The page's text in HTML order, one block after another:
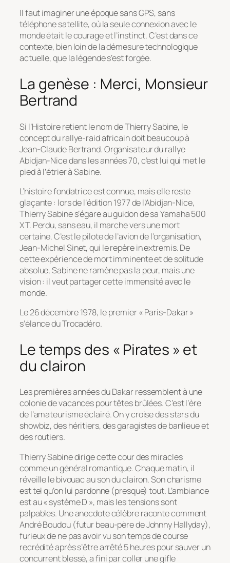
Il faut imaginer une époque sans GPS, sans
téléphone satellite, où la seule connexion avec le
monde était le courage et l’instinct. C’est dans ce
contexte, bien loin de la démesure technologique
actuelle, que la légende s’est forgée.
La genèse : Merci, Monsieur
Bertrand
Si l’Histoire retient le nom de Thierry Sabine, le
concept du rallye-raid africain doit beaucoup à
Jean-Claude Bertrand. Organisateur du rallye
Abidjan-Nice dans les années 70, c’est lui qui met le
pied à l’étrier à Sabine.
L’histoire fondatrice est connue, mais elle reste
glaçante : lors de l’édition 1977 de l’Abidjan-Nice,
Thierry Sabine s’égare au guidon de sa Yamaha 500
XT. Perdu, sans eau, il marche vers une mort
certaine. C’est le pilote de l’avion de l’organisation,
Jean-Michel Sinet, qui le repèrein extremis. De
cette expérience de mort imminente et de solitude
absolue, Sabine ne ramène pas la peur, mais une
vision : il veut partager cette immensité avec le
monde.
Le 26 décembre 1978, le premier « Paris-Dakar »
s’élance du Trocadéro.
Le temps des « Pirates » et
du clairon
Les premières années du Dakar ressemblent à une
colonie de vacances pour têtes brûlées. C’est l’ère
de l’amateurisme éclairé. On y croise des stars du
showbiz, des héritiers, des garagistes de banlieue et
des routiers.
Thierry Sabine dirige cette cour des miracles
comme un général romantique. Chaque matin, il
réveille le bivouac au son du clairon. Son charisme
est tel qu’on lui pardonne (presque) tout. L’ambiance
est au « système D », mais les tensions sont
palpables. Une anecdote célèbre raconte comment
André Boudou (futur beau-père de Johnny Hallyday),
furieux de ne pas avoir vu son temps de course
recrédité après s’être arrêté 5 heures pour sauver un
concurrent blessé, a fini par coller une gifle